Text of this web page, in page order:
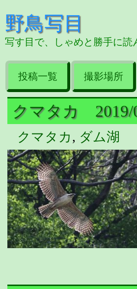
野鳥写目
写す目で、しゃめと勝手に読
投稿一覧 撮影場所
クマタカ 2019/
クマタカ , ダム湖